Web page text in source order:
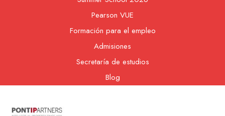
Pearson VUE
Formación para el empleo
Admisiones
Secretaría de estudios
Blog